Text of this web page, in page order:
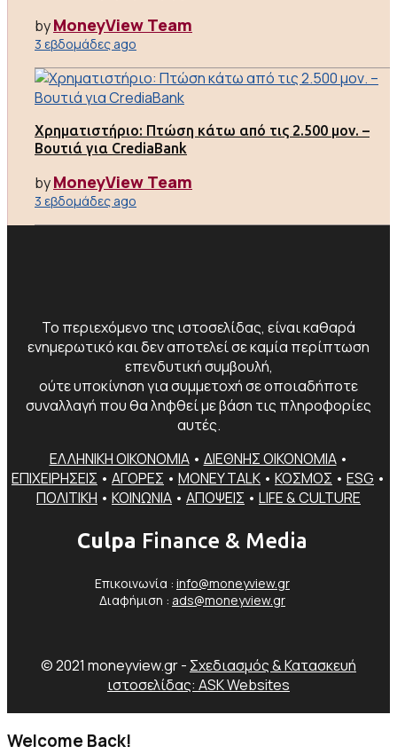
byMoneyView Team
3 εβδομάδες ago
Χρηματιστήριο: Πτώση κάτω από τις 2.500 μον. –
Βουτιά για CrediaBank
byMoneyView Team
3 εβδομάδες ago
Το περιεχόμενο της ιστοσελίδας, είναι καθαρά
ενημερωτικό και δεν αποτελεί σε καμία περίπτωση
επενδυτική συμβουλή,
ούτε υποκίνηση για συμμετοχή σε οποιαδήποτε
συναλλαγή που θα ληφθεί με βάση τις πληροφορίες
αυτές.
ΕΛΛΗΝΙΚΗ ΟΙΚΟΝΟΜΙΑ• ΔΙΕΘΝΗΣ ΟΙΚΟΝΟΜΙΑ•
ΕΠΙΧΕΙΡΗΣΕΙΣ • ΑΓΟΡΕΣ • MONEY TALK • ΚΟΣΜΟΣ • ESG •
ΠΟΛΙΤΙΚΗ • ΚΟΙΝΩΝΙΑ • ΑΠΟΨΕΙΣ • LIFE & CULTURE
Culpa Finance & Media
Επικοινωνία : info@moneyview.gr
Διαφήμιση : ads@moneyview.gr
© 2021 moneyview.gr - Σχεδιασμός & Κατασκευή
ιστοσελίδας: ASK Websites
Welcome Back!